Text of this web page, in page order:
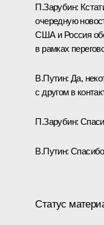
П.Зарубин:
очередную
США и Россия
в рамках
В.Путин: Да,
с другом в
П.Зарубин:
В.Путин:
Статус